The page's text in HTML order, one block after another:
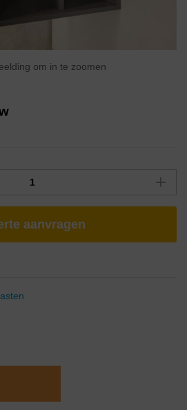
om in te zoomen
aanvragen